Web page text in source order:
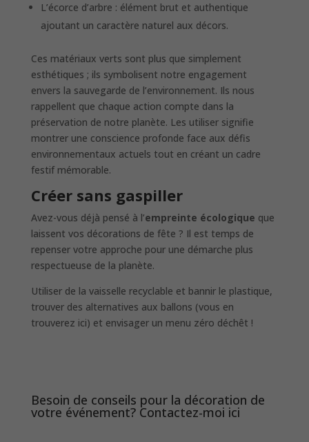
L’écorce d’arbre : élément brut et authentique
ajoutant un caractère naturel aux décors.
Ces matériaux verts sont plus que simplement
esthétiques ; ils symbolisent notre engagement
envers la sauvegarde de l’environnement. Ils nous
rappellent que chaque action compte dans la
préservation de notre planète. Les utiliser signifie
montrer une conscience profonde face aux défis
environnementaux actuels tout en créant un cadre
festif mémorable.
Créer sans gaspiller
Avez-vous déjà pensé à l’empreinte écologique que
laissent vos décorations de fête ? Il est temps de
repenser votre approche pour une démarche plus
respectueuse de la planète.
Utiliser de la vaisselle recyclable et bannir le plastique,
trouver des alternatives aux ballons (vous en
trouverez ici) et envisager un menu zéro déchêt !
Besoin de conseils pour la décoration de
votre événement? Contactez-moi ici